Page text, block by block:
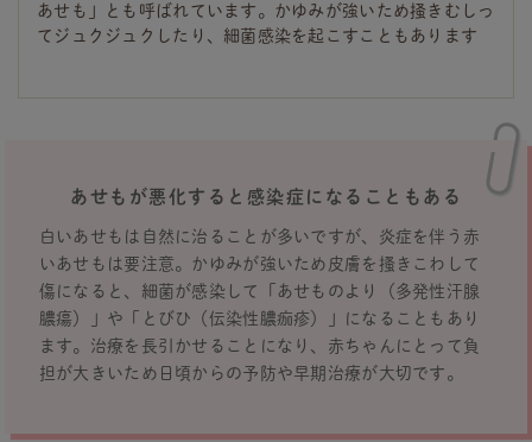
あせも」とも呼ばれています。かゆみが強いため掻きむしっ
てジュクジュクしたり、細菌感染を起こすこともあります
あせもが悪化すると感染症になることもある
白いあせもは自然に治ることが多いですが、炎症を伴う赤
いあせもは要注意。かゆみが強いため皮膚を搔きこわして
傷になると、細菌が感染して「あせものより（多発性汗腺
膿瘍）」や「とびひ（伝染性膿痂疹）」になることもあり
ます。治療を長引かせることになり、赤ちゃんにとって負
担が大きいため日頃からの予防や早期治療が大切です。